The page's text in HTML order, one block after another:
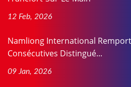
12 Feb, 2026
Namliong International
Consécutives Distingué...
09 Jan, 2026